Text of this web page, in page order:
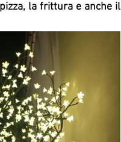
pizza, la frittura e anche il